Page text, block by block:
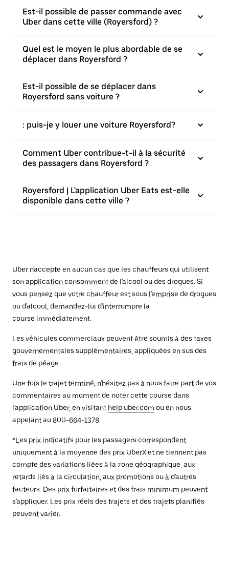
Est-il possible de passer commande avec
Uber dans cette ville (Royersford) ?
Quel est le moyen le plus abordable de se
déplacer dans Royersford ?
Est-il possible de se déplacer dans
Royersford sans voiture ?
: puis-je y louer une voiture Royersford?
Comment Uber contribue-t-il à la sécurité
des passagers dans Royersford ?
Royersford | L'application Uber Eats est-elle
disponible dans cette ville ?
Uber n'accepte en aucun cas que les chauffeurs qui utilisent
son application consomment de l'alcool ou des drogues. Si
vous pensez que votre chauffeur est sous l'emprise de drogues
ou d'alcool, demandez-lui d'interrompre la
course immédiatement.
Les véhicules commerciaux peuvent être soumis à des taxes
gouvernementales supplémentaires, appliquées en sus des
frais de péage.
Une fois le trajet terminé, n'hésitez pas à nous faire part de vos
commentaires au moment de noter cette course dans
l'application Uber, en visitant help.uber.com ou en nous
appelant au 800-664-1378.
*Les prix indicatifs pour les passagers correspondent
uniquement à la moyenne des prix UberX et ne tiennent pas
compte des variations liées à la zone géographique, aux
retards liés à la circulation, aux promotions ou à d'autres
facteurs. Des prix forfaitaires et des frais minimum peuvent
s'appliquer. Les prix réels des trajets et des trajets planifiés
peuvent varier.